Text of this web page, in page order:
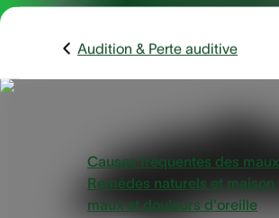
Audition & Perte auditive
Vue d'ensemble
Causes fréquentes des
Remèdes naturels et
maux et douleurs d'oreille